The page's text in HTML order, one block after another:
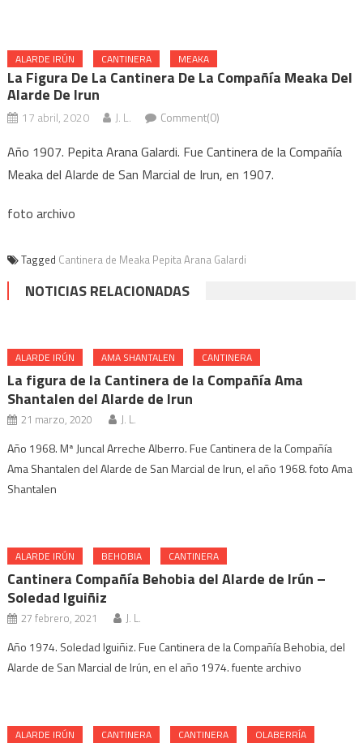
ALARDE IRÚN CANTINERA MEAKA
La Figura De La Cantinera De La Compañía Meaka Del
Alarde De Irun
17 abril, 2020 J. L. Comment(0)
Año 1907. Pepita Arana Galardi. Fue Cantinera de la Compañía
Meaka del Alarde de San Marcial de Irun, en 1907.
foto archivo
Tagged Cantinera de Meaka Pepita Arana Galardi
NOTICIAS RELACIONADAS
ALARDE IRÚN AMA SHANTALEN CANTINERA
La figura de la Cantinera de la Compañía Ama
Shantalen del Alarde de Irun
21 marzo, 2020 J. L.
Año 1968. Mª Juncal Arreche Alberro. Fue Cantinera de la Compañía
Ama Shantalen del Alarde de San Marcial de Irun, el año 1968. foto Ama
Shantalen
ALARDE IRÚN BEHOBIA CANTINERA
Cantinera Compañía Behobia del Alarde de Irún –
Soledad Iguiñiz
27 febrero, 2021 J. L.
Año 1974. Soledad Iguiñiz. Fue Cantinera de la Compañía Behobia, del
Alarde de San Marcial de Irún, en el año 1974. fuente archivo
ALARDE IRÚN CANTINERA CANTINERA OLABERRÍA